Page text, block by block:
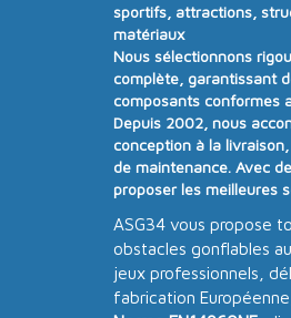
sportifs, attractions,
matériaux
Nous sélectionnons
complète , garantissant
composants conformes
Depuis 2002 , nous
conception à la
de maintenance. Avec
proposer les meilleures
ASG34 vous propose
obstacles gonflables
jeux professionnels,
fabrication